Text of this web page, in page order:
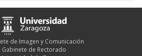
de Imagen y Comunicación
Gabinete de Rectorado